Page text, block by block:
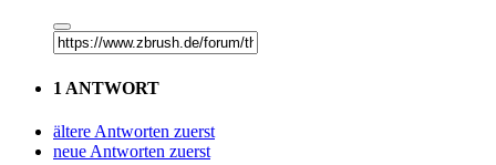
1 ANTWORT
ältere Antworten zuerst
neue Antworten zuerst